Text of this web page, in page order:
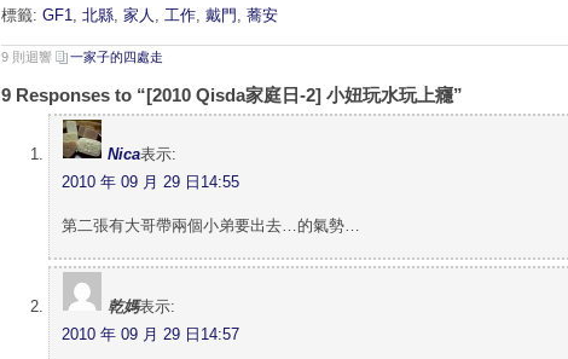
標籤: GF1, 北縣, 家人 , 工作, 戴門 , 蕎安
9 則迴響 一家子的四處走
9 Responses to “[2010 Qisda家庭日-2] 小妞玩水玩上癮”
Nica表示:
2010 年 09 月 29 日14:55
第二張有大哥帶兩個小弟要出去…的氣勢…
乾媽表示:
2010 年 09 月 29 日14:57